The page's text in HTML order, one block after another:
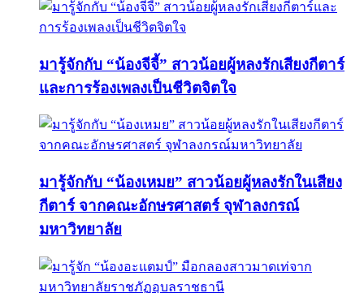
มารู้จักกับ “น้องจีจี้” สาวน้อยผู้หลงรักเสียงกีตาร์
และการร้องเพลงเป็นชีวิตจิตใจ
มารู้จักกับ “น้องเหมย” สาวน้อยผู้หลงรักในเสียง
กีตาร์ จากคณะอักษรศาสตร์ จุฬาลงกรณ์
มหาวิทยาลัย